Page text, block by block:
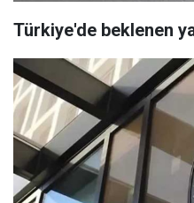
Türkiye'de beklenen